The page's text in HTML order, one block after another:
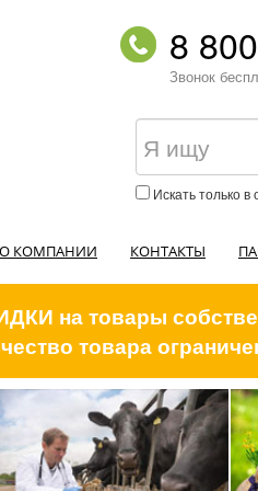
8
Звонок
Искать только в
О КОМПАНИИ КОНТАКТЫ
на товары
товара